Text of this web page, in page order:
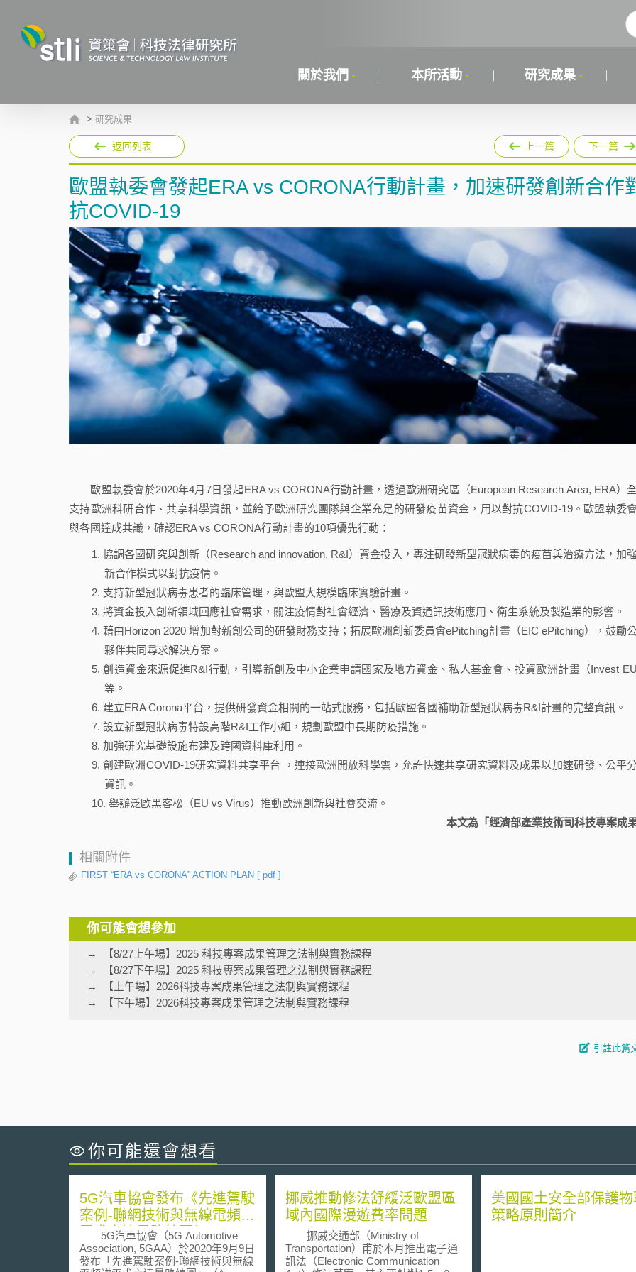
關於我們 本所活動 研究成果
> 研究成果
返回列表 上一篇 下一篇
歐盟執委會發起ERA vs CORONA行動計畫，加速研發創新合作
抗COVID-19
歐盟執委會於2020年4月7日發起ERA vs CORONA行動計畫，透過歐洲研究區（European Research Area, ERA）
支持歐洲科研合作、共享科學資訊，並給予歐洲研究團隊與企業充足的研發疫苗資金，用以對抗COVID-19。歐盟執委
與各國達成共識，確認ERA vs CORONA行動計畫的10項優先行動：
協調各國研究與創新（Research and innovation, R&I）資金投入，專注研發新型冠狀病毒的疫苗與治療方法，加
新合作模式以對抗疫情。
支持新型冠狀病毒患者的臨床管理，與歐盟大規模臨床實驗計畫。
將資金投入創新領域回應社會需求，關注疫情對社會經濟、醫療及資通訊技術應用、衛生系統及製造業的影響。
藉由Horizon 2020 增加對新創公司的研發財務支持；拓展歐洲創新委員會ePitching計畫（EIC ePitching），鼓勵
夥伴共同尋求解決方案。
創造資金來源促進R&I行動，引導新創及中小企業申請國家及地方資金、私人基金會、投資歐洲計畫（Invest EU
等。
建立ERA Corona平台，提供研發資金相關的一站式服務，包括歐盟各國補助新型冠狀病毒R&I計畫的完整資訊。
設立新型冠狀病毒特設高階R&I工作小組，規劃歐盟中長期防疫措施。
加強研究基礎設施布建及跨國資料庫利用。
創建歐洲COVID-19研究資料共享平台 ，連接歐洲開放科學雲，允許快速共享研究資料及成果以加速研發、公平
資訊。
舉辦泛歐黑客松（EU vs Virus）推動歐洲創新與社會交流。
本文為「經濟部產業技術司科技專案成果
相關附件
FIRST “ERA vs CORONA” ACTION PLAN [ pdf ]
你可能會想參加
【8/27上午場】2025 科技專案成果管理之法制與實務課程
【8/27下午場】2025 科技專案成果管理之法制與實務課程
【上午場】2026科技專案成果管理之法制與實務課程
【下午場】2026科技專案成果管理之法制與實務課程
引註此篇
你可能還會想看
5G汽車協會發布《先進駕駛
案例-聯網技術與無線電頻譜
需求之遠景路線圖》
5G汽車協會（5G Automotive
Association, 5GAA）於2020年9月9日
發布「先進駕駛案例-聯網技術與無線
挪威推動修法舒緩泛歐盟區
域內國際漫遊費率問題
挪威交通部（Ministry of
Transportation）甫於本月推出電子通
訊法（Electronic Communication
美國國土安全部保護物
策略原則簡介